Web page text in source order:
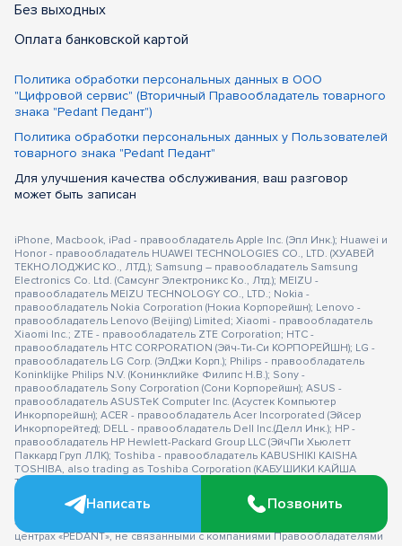
Без выходных
Оплата банковской картой
Политика обработки персональных данных в ООО
"Цифровой сервис" (Вторичный Правообладатель товарного
знака "Pedant Педант")
Политика обработки персональных данных у Пользователей
товарного знака "Pedant Педант"
Для улучшения качества обслуживания, ваш разговор
может быть записан
iPhone, Macbook, iPad - правообладатель Apple Inc. (Эпл Инк.); Huawei и
Honor - правообладатель HUAWEI TECHNOLOGIES CO., LTD. (ХУАВЕЙ
ТЕКНОЛОДЖИС КО., ЛТД.); Samsung – правообладатель Samsung
Electronics Co. Ltd. (Самсунг Электроникс Ко., Лтд.); MEIZU -
правообладатель MEIZU TECHNOLOGY CO., LTD.; Nokia -
правообладатель Nokia Corporation (Нокиа Корпорейшн); Lenovo -
правообладатель Lenovo (Beijing) Limited; Xiaomi - правообладатель
Xiaomi Inc.; ZTE - правообладатель ZTE Corporation; HTC -
правообладатель HTC CORPORATION (Эйч-Ти-Си КОРПОРЕЙШН); LG -
правообладатель LG Corp. (ЭлДжи Корп.); Philips - правообладатель
Koninklijke Philips N.V. (Конинклийке Филипс Н.В.); Sony -
правообладатель Sony Corporation (Сони Корпорейшн); ASUS -
правообладатель ASUSTeK Computer Inc. (Асустек Компьютер
Инкорпорейшн); ACER - правообладатель Acer Incorporated (Эйсер
Инкорпорейтед); DELL - правообладатель Dell Inc.(Делл Инк.); HP -
правообладатель HP Hewlett-Packard Group LLC (ЭйчПи Хьюлетт
Паккард Груп ЛЛК); Toshiba - правообладатель KABUSHIKI KAISHA
TOSHIBA, also trading as Toshiba Corporation (КАБУШИКИ КАЙША
ТОШИБА также торгующая как Тосиба Корпорейшн). Товарные знаки
используется с целью описания товара, в отношении которых
производятся услуги по ремонту сервисными центрами
«PEDANT».Услуги оказываются в неавторизованных сервисных
центрах «PEDANT», не связанными с компаниями Правообладателями
Написать Позвонить